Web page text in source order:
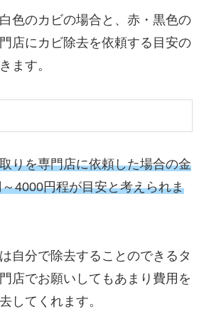
色のカビの場合と、赤・黒色の
店にカビ除去を依頼する目安の
ます。
りを専門店に依頼した場合の金
4000円程が目安と考えられま
自分で除去することのできるタ
店でお願いしてもあまり費用を
してくれます。